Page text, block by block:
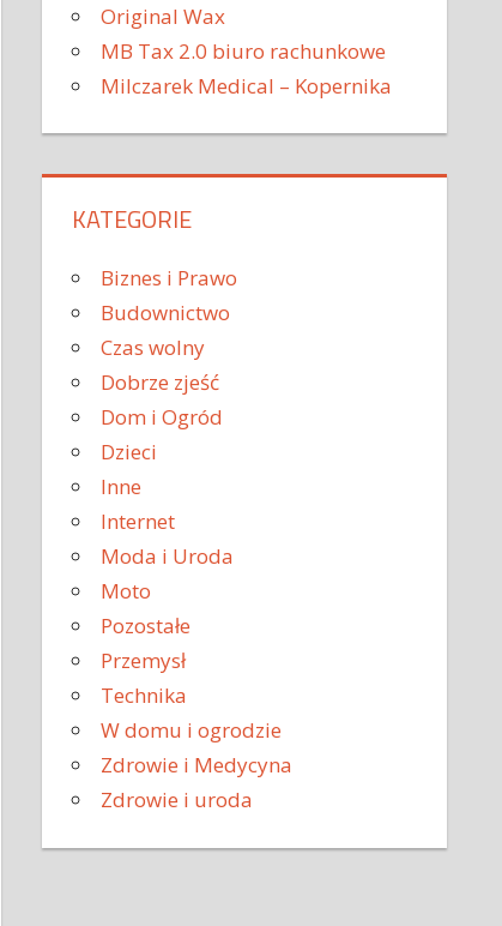
Original Wax
MB Tax 2.0 biuro rachunkowe
Milczarek Medical – Kopernika
KATEGORIE
Biznes i Prawo
Budownictwo
Czas wolny
Dobrze zjeść
Dom i Ogród
Dzieci
Inne
Internet
Moda i Uroda
Moto
Pozostałe
Przemysł
Technika
W domu i ogrodzie
Zdrowie i Medycyna
Zdrowie i uroda